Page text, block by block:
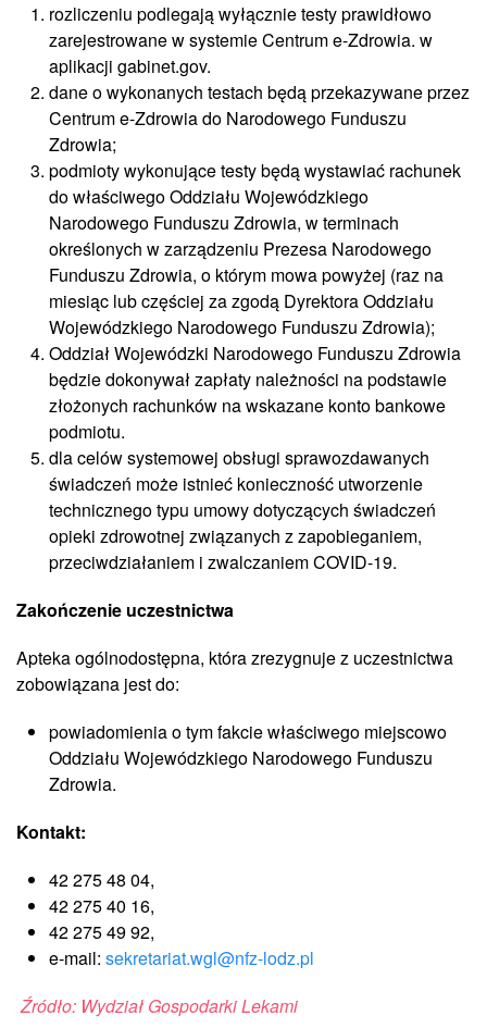
rozliczeniu podlegają wyłącznie testy prawidłowo
zarejestrowane w systemie Centrum e-Zdrowia. w
aplikacji gabinet.gov.
dane o wykonanych testach będą przekazywane przez
Centrum e-Zdrowia do Narodowego Funduszu
Zdrowia;
podmioty wykonujące testy będą wystawiać rachunek
do właściwego Oddziału Wojewódzkiego
Narodowego Funduszu Zdrowia, w terminach
określonych w zarządzeniu Prezesa Narodowego
Funduszu Zdrowia, o którym mowa powyżej (raz na
miesiąc lub częściej za zgodą Dyrektora Oddziału
Wojewódzkiego Narodowego Funduszu Zdrowia);
Oddział Wojewódzki Narodowego Funduszu Zdrowia
będzie dokonywał zapłaty należności na podstawie
złożonych rachunków na wskazane konto bankowe
podmiotu.
dla celów systemowej obsługi sprawozdawanych
świadczeń może istnieć konieczność utworzenie
technicznego typu umowy dotyczących świadczeń
opieki zdrowotnej związanych z zapobieganiem,
przeciwdziałaniem i zwalczaniem COVID-19.
Zakończenie uczestnictwa
Apteka ogólnodostępna, która zrezygnuje z uczestnictwa
zobowiązana jest do:
powiadomienia o tym fakcie właściwego miejscowo
Oddziału Wojewódzkiego Narodowego Funduszu
Zdrowia.
Kontakt:
42 275 48 04,
42 275 40 16,
42 275 49 92,
e-mail: sekretariat.wgl@nfz-lodz.pl
Źródło: Wydział Gospodarki Lekami